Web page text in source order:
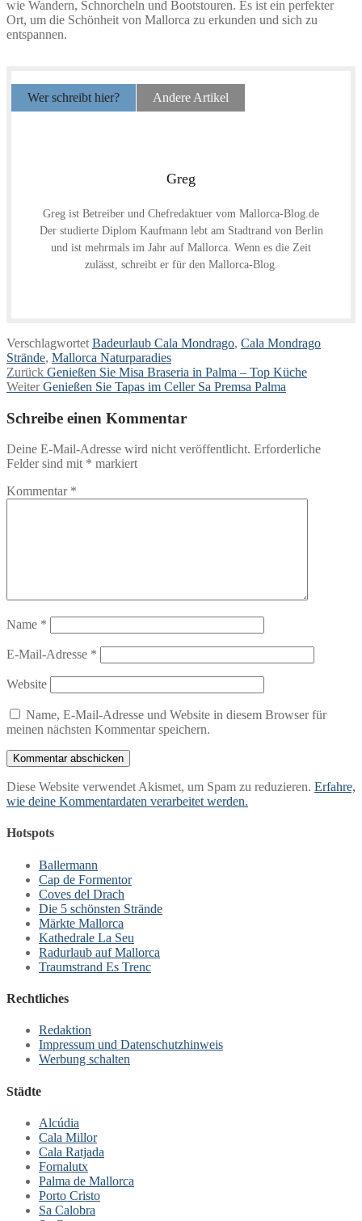
wie Wandern, Schnorcheln und Bootstouren. Es ist ein perfekter
Ort, um die Schönheit von Mallorca zu erkunden und sich zu
entspannen.
Wer schreibt hier? Andere Artikel
Greg
Greg ist Betreiber und Chefredaktuer vom Mallorca-Blog.de
Der studierte Diplom Kaufmann lebt am Stadtrand von Berlin
und ist mehrmals im Jahr auf Mallorca. Wenn es die Zeit
zulässt, schreibt er für den Mallorca-Blog.
Verschlagwortet Badeurlaub Cala Mondrago, Cala Mondrago
Strände, Mallorca Naturparadies
Beitragsnavigation
Zurück Vorheriger
Beitrag:
Genießen Sie Misa Braseria in Palma – Top Küche
Weiter Nächster
Genießen Sie Tapas im Celler Sa Premsa Palma
Schreibe einen Kommentar
Deine E-Mail-Adresse wird nicht veröffentlicht. Erforderliche
Felder sind mit * markiert
Kommentar *
Name *
E-Mail-Adresse *
Website
Name, E-Mail-Adresse und Website in diesem Browser für
meinen nächsten Kommentar speichern.
Diese Website verwendet Akismet, um Spam zu reduzieren. Erfahre,
wie deine Kommentardaten verarbeitet werden.
Hotspots
Ballermann
Cap de Formentor
Coves del Drach
Die 5 schönsten Strände
Märkte Mallorca
Kathedrale La Seu
Radurlaub auf Mallorca
Traumstrand Es Trenc
Rechtliches
Redaktion
Impressum und Datenschutzhinweis
Werbung schalten
Städte
Alcúdia
Cala Millor
Cala Ratjada
Fornalutx
Palma de Mallorca
Porto Cristo
Sa Calobra